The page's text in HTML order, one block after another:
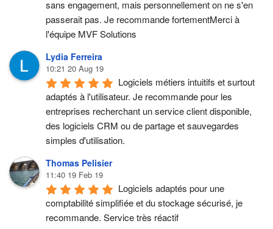
sans engagement, mais personnellement on ne s'en
passerait pas. Je recommande fortementMerci à
l'équipe MVF Solutions
Lydia Ferreira
10:21 20 Aug 19
Logiciels métiers intuitifs et surtout
adaptés à l'utilisateur. Je recommande pour les
entreprises recherchant un service client disponible,
des logiciels CRM ou de partage et sauvegardes
simples d'utilisation.
Thomas Pelisier
11:40 19 Feb 19
Logiciels adaptés pour une
comptabilité simplifiée et du stockage sécurisé, je
recommande. Service très réactif